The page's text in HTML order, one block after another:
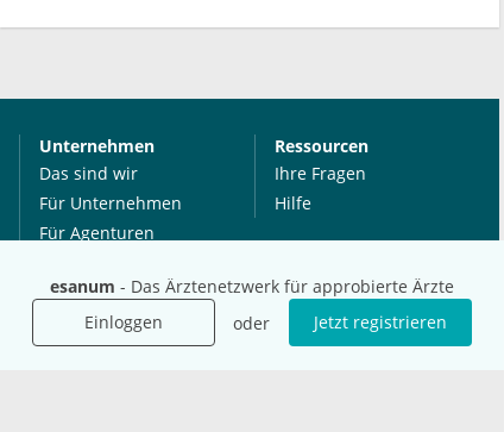
esanum - Das Ärztenetzwerk für approbierte Ärzte
Einloggen
oder Jetzt registrieren
Unternehmen
Das sind wir
Für Unternehmen
Für Agenturen
Presse
Karriere
Jobs
Ressourcen
Ihre Fragen
Hilfe